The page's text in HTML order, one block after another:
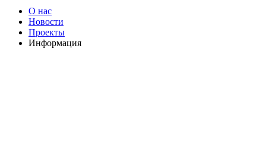
О нас
Новости
Проекты
Информация